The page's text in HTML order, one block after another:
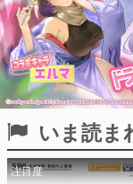
アプリセール情報
インタビュー
連載・
殿
SNS拡
ど。多
事をま
いま読ま
注目度